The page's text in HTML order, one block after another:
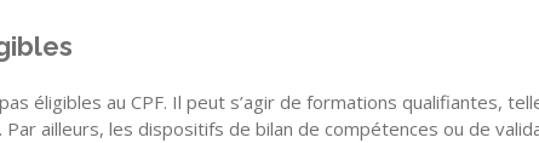
éligibles au CPF. Il peut s’agir de formations qualifiantes,
ailleurs, les dispositifs de bilan de compétences ou de